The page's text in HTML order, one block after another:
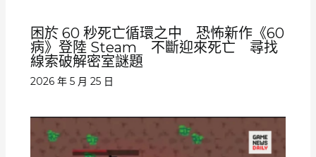
困於 60 秒死亡循環之中 恐怖新作《60
病》登陸 Steam 不斷迎來死亡 尋找
線索破解密室謎題
2026 年 5 月 25 日